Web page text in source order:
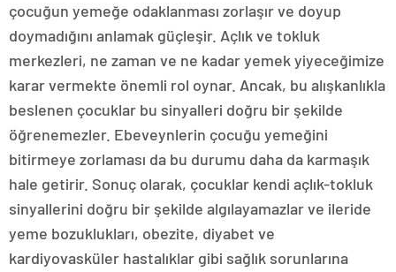
çocuğun yemeğe odaklanması zorlaşır ve doyup
doymadığını anlamak güçleşir. Açlık ve tokluk
merkezleri, ne zaman ve ne kadar yemek yiyeceğimize
karar vermekte önemli rol oynar. Ancak, bu alışkanlıkla
beslenen çocuklar bu sinyalleri doğru bir şekilde
öğrenemezler. Ebeveynlerin çocuğu yemeğini
bitirmeye zorlaması da bu durumu daha da karmaşık
hale getirir. Sonuç olarak, çocuklar kendi açlık-tokluk
sinyallerini doğru bir şekilde algılayamazlar ve ileride
yeme bozuklukları, obezite, diyabet ve
kardiyovasküler hastalıklar gibi sağlık sorunlarına